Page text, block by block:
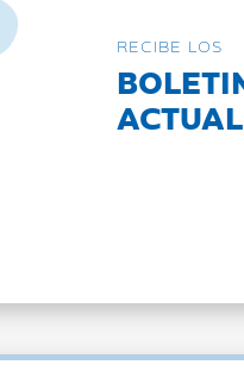
RECIBE LOS